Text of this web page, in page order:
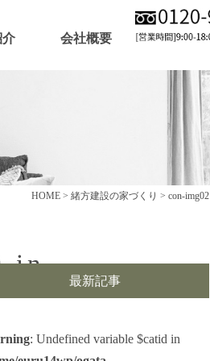
介 会社概要
in
HOME > 緒方建設の家づくり > con-img02
最新記事
: Undefined variable $catid in